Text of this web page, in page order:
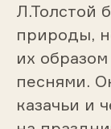
Л.Толстой
природы,
их
песнями.
казачьи и